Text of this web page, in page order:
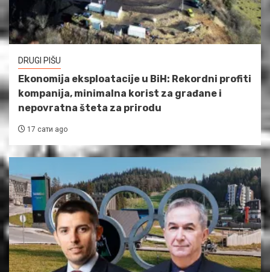
DRUGI PIŠU
Ekonomija eksploatacije u BiH: Rekordni profiti
kompanija, minimalna korist za građane i
nepovratna šteta za prirodu
17 сати ago